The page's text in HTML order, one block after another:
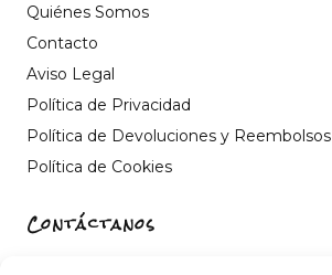
Quiénes Somos
Contacto
Aviso Legal
Política de Privacidad
Política de Devoluciones y Reembolsos
Política de Cookies
Contáctanos